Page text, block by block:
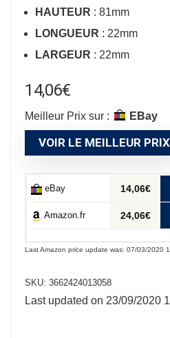
HAUTEUR : 81mm
LONGUEUR : 22mm
LARGEUR : 22mm
14,06€
Meilleur Prix sur : eBay
VOIR LE MEILLEUR PRIX
eBay 14,06€
Amazon.fr 24,06€
Last Amazon price update was: 07/03/2020
SKU: 3662424013058
Last updated on 23/09/2020